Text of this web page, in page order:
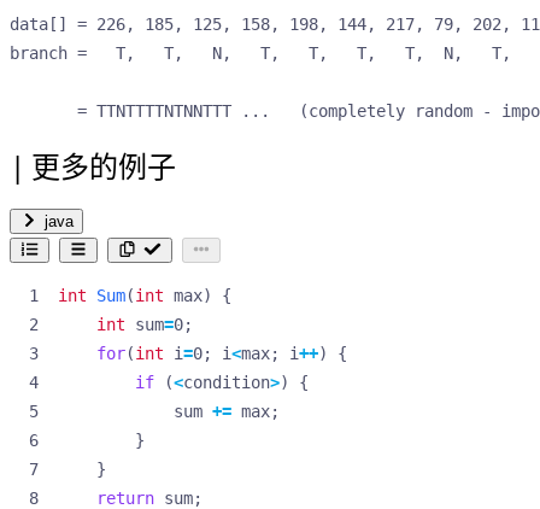
data[] = 226, 185, 125, 158, 198, 144, 217, 79, 202,
branch =   T,   T,   N,   T,   T,   T,   T,  N,   T,
= TTNTTTTNTNNTTT ...   (completely random -
更多的例子
java
int Sum(int max)
{
int
sum=0;
for(int i=0; i<max; i++)
{
if
(<condition>)
{
sum += max;
}
}
return sum;